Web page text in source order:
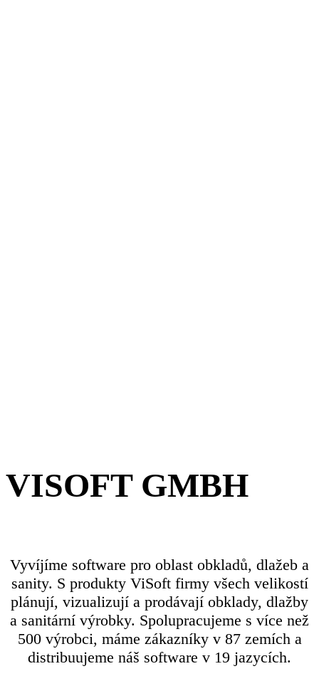
VISOFT GMBH
Vyvíjíme software pro oblast obkladů, dlažeb a
sanity. S produkty ViSoft firmy všech velikostí
plánují, vizualizují a prodávají obklady, dlažby
a sanitární výrobky. Spolupracujeme s více než
500 výrobci, máme zákazníky v 87 zemích a
distribuujeme náš software v 19 jazycích.